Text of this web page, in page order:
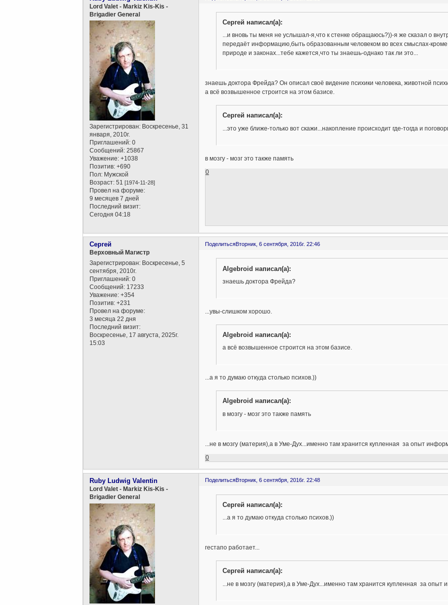
Lord Valet - Markiz Kis-Kis -
Brigadier General
Зарегистрирован: Воскресенье, 31
января, 2010г.
Приглашений: 0
Сообщений: 25867
Уважение: +1038
Позитив: +690
Пол: Мужской
Возраст: 51[1974-11-28]
Провел на форуме:
9 месяцев 7 дней
Последний визит:
Сегодня 04:18
Сергей написал(а):
...и вновь ты меня не услышал-я,что к стенке обращаюсь?))-я же сказал о
передаёт информацию,быть образованным человеком во всех смыслах-
природе и законах...тебе кажется,что ты знаешь-однако так ли это...
знаешь доктора Фрейда? Он описал своё видение психики человека, животной
а всё возвышенное строится на этом базисе.
Сергей написал(а):
...это уже ближе-только вот скажи...накопление происходит где-тогда и
в мозгу - мозг это также память
0
ПоделитьсяВторник, 6 сентября, 2016г. 22:46
Сергей
Верховный Магистр
Зарегистрирован: Воскресенье, 5
сентября, 2010г.
Приглашений: 0
Сообщений: 17233
Уважение: +354
Позитив: +231
Провел на форуме:
3 месяца 22 дня
Последний визит:
Воскресенье, 17 августа, 2025г.
15:03
Algebroid написал(а):
знаешь доктора Фрейда?
...увы-слишком хорошо.
Algebroid написал(а):
а всё возвышенное строится на этом базисе.
...а я то думаю откуда столько психов.))
Algebroid написал(а):
в мозгу - мозг это также память
...не в мозгу (материя),а в Уме-Дух...именно там хранится купленная за опыт
0
ПоделитьсяВторник, 6 сентября, 2016г. 22:48
Ruby Ludwig Valentin
Lord Valet - Markiz Kis-Kis -
Brigadier General
Сергей написал(а):
...а я то думаю откуда столько психов.))
гестапо работает...
Сергей написал(а):
...не в мозгу (материя),а в Уме-Дух...именно там хранится купленная за опыт